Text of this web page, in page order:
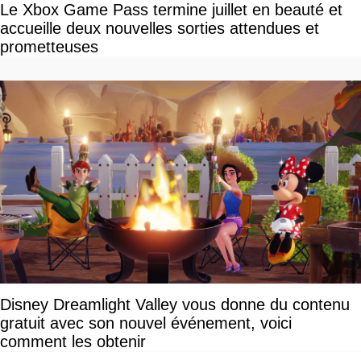
Le Xbox Game Pass termine juillet en beauté et
accueille deux nouvelles sorties attendues et
prometteuses
Disney Dreamlight Valley vous donne du contenu
gratuit avec son nouvel événement, voici
comment les obtenir